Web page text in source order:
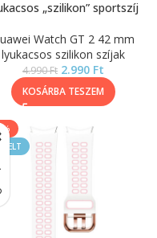
„szilikon” sportszíj
Watch GT 2 42 mm
lyukacsos szilikon szíjak
4.990Ft 2.990 Ft
KOSÁRBA TESZEM